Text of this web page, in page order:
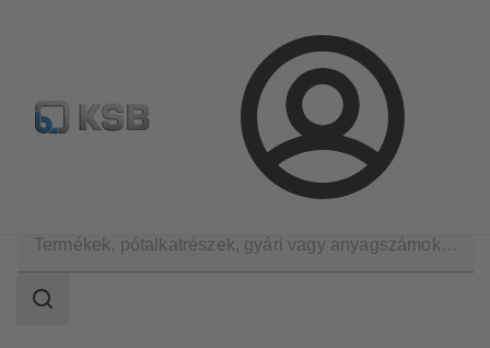
Bejelentkezés
Hírlevél Termékkonfiguráció Termékek keresése
tartomány
Keresési